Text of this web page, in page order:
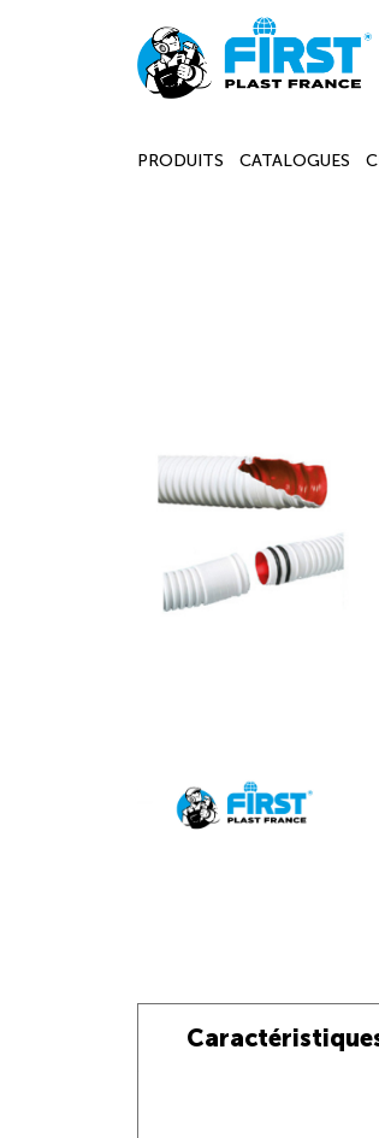
PRODUITS CATALOGUES